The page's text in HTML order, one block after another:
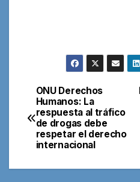
Navegación
de
entradas
ONU Derechos
Humanos: La
respuesta al tráfico
de drogas debe
respetar el derecho
internacional